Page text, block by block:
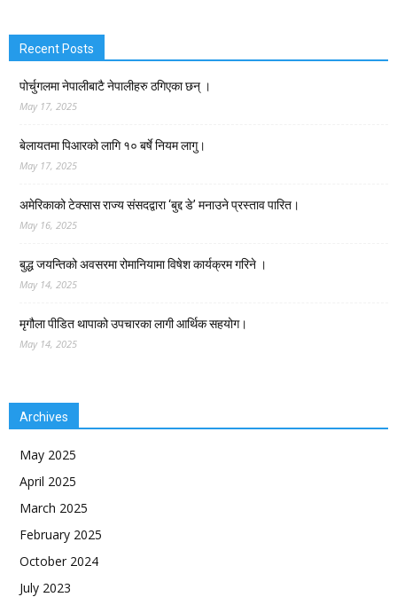
Recent Posts
पोर्चुगलमा नेपालीबाटै नेपालीहरु ठगिएका छन् ।
May 17, 2025
बेलायतमा पिआरको लागि १० बर्षे नियम लागु।
May 17, 2025
अमेरिकाको टेक्सास राज्य संसदद्वारा ‘बुद्द डे’ मनाउने प्रस्ताव पारित।
May 16, 2025
बुद्ध जयन्तिको अवसरमा रोमानियामा विषेश कार्यक्रम गरिने ।
May 14, 2025
मृगौला पीडित थापाको उपचारका लागी आर्थिक सहयोग।
May 14, 2025
Archives
May 2025
April 2025
March 2025
February 2025
October 2024
July 2023